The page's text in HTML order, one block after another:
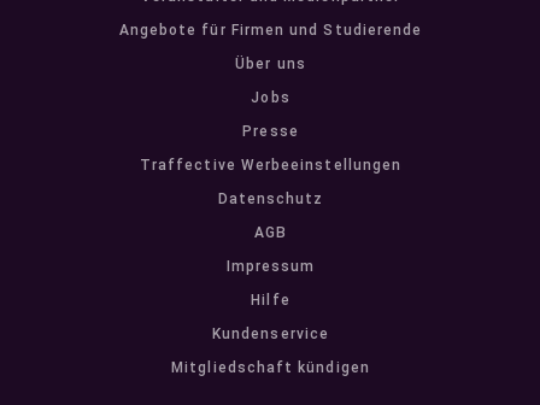
Angebote für Firmen und Studierende
Über uns
Jobs
Presse
Traffective Werbeeinstellungen
Datenschutz
AGB
Impressum
Hilfe
Kundenservice
Mitgliedschaft kündigen